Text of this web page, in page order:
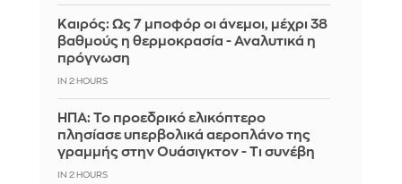
Καιρός: Ως 7 μποφόρ οι άνεμοι, μέχρι 38
βαθμούς η θερμοκρασία - Αναλυτικά η
πρόγνωση
IN 2 HOURS
ΗΠΑ: Το προεδρικό ελικόπτερο
πλησίασε υπερβολικά αεροπλάνο της
γραμμής στην Ουάσιγκτον - Τι συνέβη
IN 2 HOURS